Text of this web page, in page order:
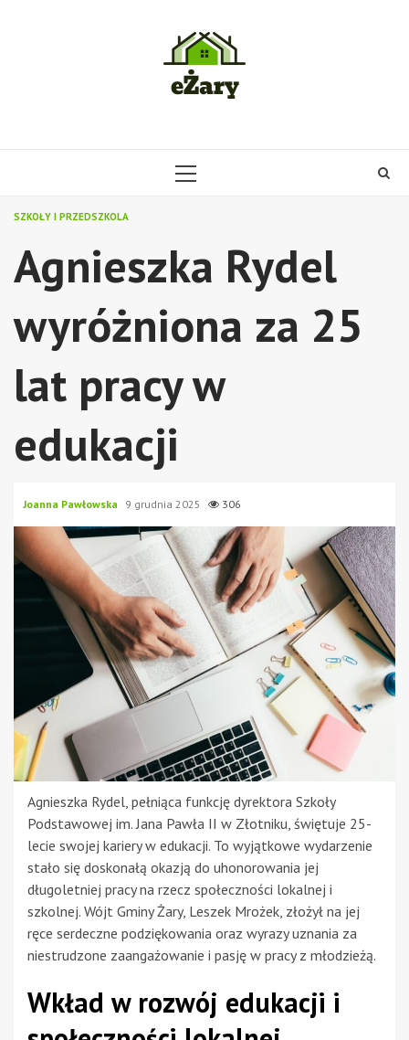
PRIMARY
SZKOŁY I PRZEDSZKOLA
Agnieszka Rydel
wyróżniona za 25
lat pracy w
edukacji
Joanna Pawłowska 9 grudnia 2025 306
Agnieszka Rydel, pełniąca funkcję dyrektora Szkoły
Podstawowej im. Jana Pawła II w Złotniku, świętuje 25-
lecie swojej kariery w edukacji. To wyjątkowe wydarzenie
stało się doskonałą okazją do uhonorowania jej
długoletniej pracy na rzecz społeczności lokalnej i
szkolnej. Wójt Gminy Żary, Leszek Mrożek, złożył na jej
ręce serdeczne podziękowania oraz wyrazy uznania za
niestrudzone zaangażowanie i pasję w pracy z młodzieżą.
Wkład w rozwój edukacji i